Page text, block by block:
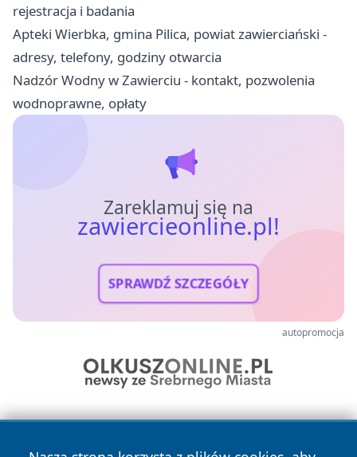
rejestracja i badania
Apteki Wierbka, gmina Pilica, powiat zawierciański -
adresy, telefony, godziny otwarcia
Nadzór Wodny w Zawierciu - kontakt, pozwolenia
wodnoprawne, opłaty
Zareklamuj się na
zawiercieonline.pl!
SPRAWDŹ SZCZEGÓŁY
autopromocja